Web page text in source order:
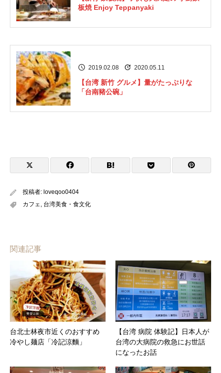
板焼 Enjoy Teppanyaki
2019.02.08 2020.05.11
【台湾 新竹 グルメ】量がたっぷりな
「台南豬公碗」
投稿者: loveqoo0404
カフェ
台湾美食・食文化
関連記事
台北士林夜市近くのおすすめ
冷やし麺店「冷記涼麵」
【台湾 病院 体験記】日本人が
台湾の大病院の救急にお世話
になったお話